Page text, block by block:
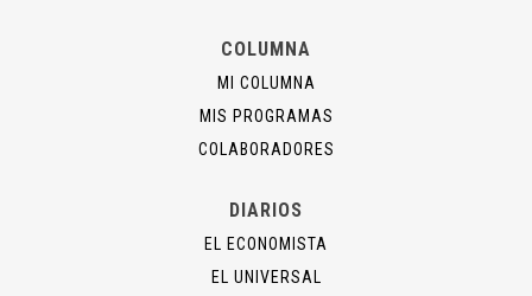
COLUMNA
MI COLUMNA
MIS PROGRAMAS
COLABORADORES
DIARIOS
EL ECONOMISTA
EL UNIVERSAL